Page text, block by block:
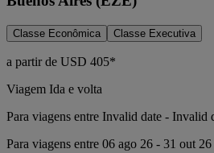
Classe Econômica Classe Executiva
a partir de USD 405*
Viagem Ida e volta
Para viagens entre Invalid date - Invalid
Para viagens entre 06 ago 26 - 31 out 26